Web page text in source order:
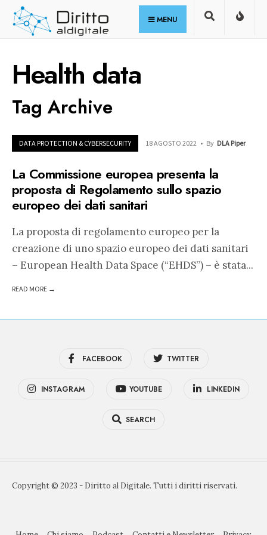
Skip
MENU
Health data
Tag Archive
DATA PROTECTION & CYBERSECURITY 18 AGOSTO 2022 • By DLA Piper
La Commissione europea presenta la
proposta di Regolamento sullo spazio
europeo dei dati sanitari
La proposta di regolamento europeo per la
creazione di uno spazio europeo dei dati sanitari
– European Health Data Space (“EHDS”) – è stata...
READ MORE →
FACEBOOK TWITTER
INSTAGRAM YOUTUBE LINKEDIN
SEARCH
Copyright © 2023 - Diritto al Digitale. Tutti i diritti riservati.